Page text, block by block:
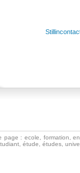
page : ecole, formation,
étude, études,